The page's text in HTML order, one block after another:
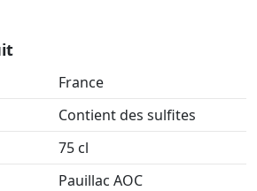
France
Contient des sulfites
75 cl
Pauillac AOC